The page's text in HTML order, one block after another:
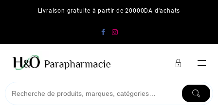
Livraison gratuite à partir de 20000DA d'achats